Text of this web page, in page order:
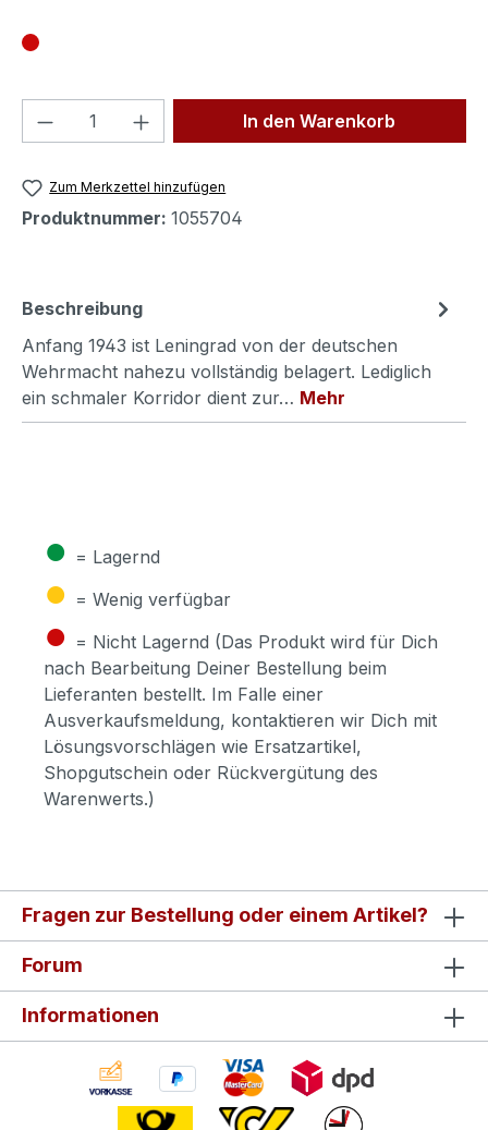
Produkt Anzahl: Gib denIn den Warenkorb
Zum Merkzettel hinzufügen
Produktnummer: 1055704
Beschreibung
Anfang 1943 ist Leningrad von der deutschen
Wehrmacht nahezu vollständig belagert. Lediglich
ein schmaler Korridor dient zur… Mehr
● = Lagernd
● = Wenig verfügbar
● = Nicht Lagernd (Das Produkt wird für Dich
nach Bearbeitung Deiner Bestellung beim
Lieferanten bestellt. Im Falle einer
Ausverkaufsmeldung, kontaktieren wir Dich mit
Lösungsvorschlägen wie Ersatzartikel,
Shopgutschein oder Rückvergütung des
Warenwerts.)
Fragen zur Bestellung oder einem Artikel?
Forum
Informationen